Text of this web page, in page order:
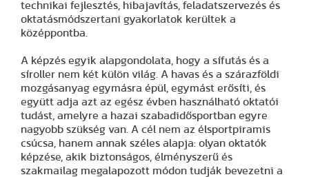
technikai fejlesztés, hibajavítás, feladatszervezés és
oktatásmódszertani gyakorlatok kerültek a
középpontba.
A képzés egyik alapgondolata, hogy a sífutás és a
síroller nem két külön világ. A havas és a szárazföldi
mozgásanyag egymásra épül, egymást erősíti, és
együtt adja azt az egész évben használható oktatói
tudást, amelyre a hazai szabadidősportban egyre
nagyobb szükség van. A cél nem az élsportpiramis
csúcsa, hanem annak széles alapja: olyan oktatók
képzése, akik biztonságos, élményszerű és
szakmailag megalapozott módon tudják bevezetni a